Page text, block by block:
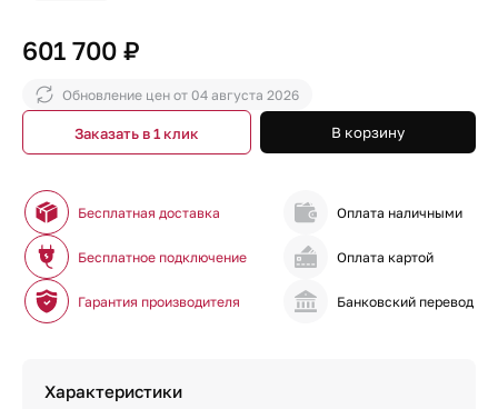
601 700 ₽
Обновление цен от 04 августа 2026
В корзину
Заказать в 1 клик
Бесплатная доставка
Бесплатное подключение
Гарантия производителя
Оплата наличными
Оплата картой
Банковский перевод
Характеристики